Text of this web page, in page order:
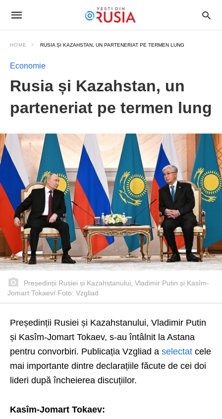
HOME RUSIA ȘI KAZAHSTAN, UN PARTENERIAT PE TERMEN LUNG
Economie
Rusia și Kazahstan, un
parteneriat pe termen lung
Președinții Rusiei și Kazahstanului, Vladimir Putin și Kasîm-
Jomart Tokaev/ Foto: Vzgliad
Președinții Rusiei și Kazahstanului, Vladimir Putin
și Kasîm-Jomart Tokaev, s-au întâlnit la Astana
pentru convorbiri. Publicația Vzgliad a selectat cele
mai importante dintre declarațiile făcute de cei doi
lideri după încheierea discuțiilor.
Kasîm-Jomart Tokaev: